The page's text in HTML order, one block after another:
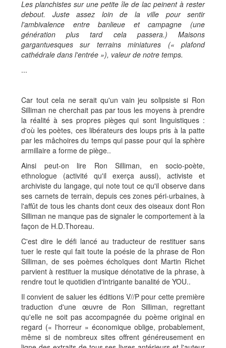
Les planchistes sur une petite île de lac peinent à rester
debout. Juste assez loin de la ville pour sentir
l'ambivalence entre banlieue et campagne (une
génération plus tard cela passera.) Maisons
gargantuesques sur terrains miniatures (« plafond
cathédrale dans l'entrée »), valeur de notre temps.
...
Car tout cela ne serait qu'un vain jeu solipsiste si Ron
Silliman ne cherchait pas par tous les moyens à prendre
la réalité à ses propres pièges qui sont linguistiques :
d'où les poètes, ces libérateurs des loups pris à la patte
par les mâchoires du temps qui passe pour qui la sphère
armillaire a forme de piège..
Ainsi peut-on lire Ron Silliman, en socio-poète,
ethnologue (activité qu'il exerça aussi), activiste et
archiviste du langage, qui note tout ce qu'il observe dans
ses carnets de terrain, depuis ces zones péri-urbaines, à
l'affût de tous les chants dont ceux des oiseaux dont Ron
Silliman ne manque pas de signaler le comportement à la
façon de H.D.Thoreau.
C'est dire le défi lancé au traducteur de restituer sans
tuer le reste qui fait toute la poésie de la phrase de Ron
Silliman, de ses poèmes échoïques dont Martin Richet
parvient à restituer la musique dénotative de la phrase, à
rendre tout le quotidien d'intrigante banalité de YOU..
Il convient de saluer les éditions V//P pour cette première
traduction d'une œuvre de Ron Silliman, regrettant
qu'elle ne soit pas accompagnée du poème original en
regard (« l'horreur » économique oblige, probablement,
même si de nombreux sites offrent généreusement en